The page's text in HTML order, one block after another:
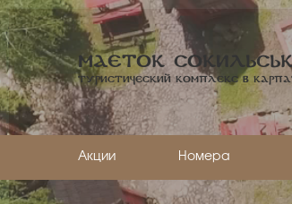
Маеток
Туристический комплекс в
Акции Номера